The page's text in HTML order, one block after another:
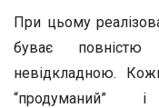
При цьому
буває
невідкладною.
“продуманий” і